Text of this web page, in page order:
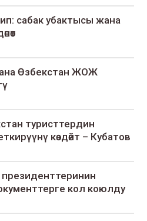
сабак убактысы жана
Өзбекстан ЖОЖ
туристтердин
көздөйт – Кубатов
кол коюлду